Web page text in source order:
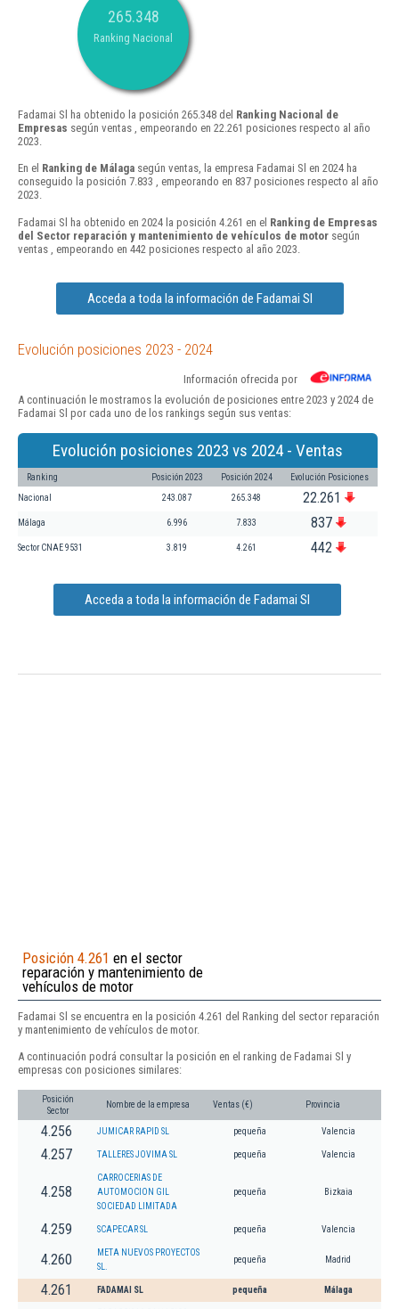
265.348
Ranking Nacional
Fadamai Sl ha obtenido la posición 265.348 del Ranking Nacional de
Empresas según ventas , empeorando en 22.261 posiciones respecto al año
2023.
En el Ranking de Málaga según ventas, la empresa Fadamai Sl en 2024 ha
conseguido la posición 7.833 , empeorando en 837 posiciones respecto al año
2023.
Fadamai Sl ha obtenido en 2024 la posición 4.261 en el Ranking de Empresas
del Sector reparación y mantenimiento de vehículos de motor según
ventas , empeorando en 442 posiciones respecto al año 2023.
Acceda a toda la información de Fadamai Sl
Evolución posiciones 2023 - 2024
Información ofrecida por
A continuación le mostramos la evolución de posiciones entre 2023 y 2024 de
Fadamai Sl por cada uno de los rankings según sus ventas:
Evolución posiciones 2023 vs 2024 - Ventas
Ranking Posición 2023 Posición 2024 Evolución Posiciones
Nacional 243.087 265.348 22.261
Málaga 6.996 7.833 837
Sector CNAE 9531 3.819 4.261 442
Acceda a toda la información de Fadamai Sl
Posición 4.261 en el sector
reparación y mantenimiento de
vehículos de motor
Fadamai Sl se encuentra en la posición 4.261 del Ranking del sector reparación
y mantenimiento de vehículos de motor.
A continuación podrá consultar la posición en el ranking de Fadamai Sl y
empresas con posiciones similares:
Posición
Sector
Nombre de la empresa Ventas (€) Provincia
4.256 JUMICAR RAPID SL pequeña Valencia
4.257 TALLERES JOVIMA SL pequeña Valencia
4.258
CARROCERIAS DE
AUTOMOCION GIL
SOCIEDAD LIMITADA
pequeña Bizkaia
4.259 SCAPECAR SL pequeña Valencia
4.260
META NUEVOS PROYECTOS
SL.
pequeña Madrid
4.261 FADAMAI SL pequeña Málaga